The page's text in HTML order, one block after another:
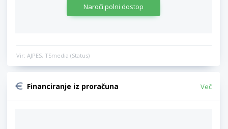
Naroči polni dostop
Vir: AJPES, TSmedia (Status)
Financiranje iz proračuna Več